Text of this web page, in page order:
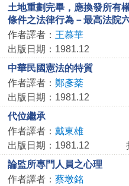
土地重劃完畢，應換發所有
條件之法律行為－最高法院
作者譯者： 王慕華
出版日期：1981.12
中華民國憲法的特質
作者譯者： 鄭彥棻
出版日期：1981.12
代位繼承
作者譯者： 戴東雄
出版日期：1981.12
論監所專門人員之心理
作者譯者： 蔡墩銘